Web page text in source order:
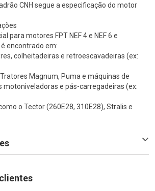
CNH segue a especificação do motor
para motores FPT NEF 4 e NEF 6 e
encontrado em:
colheitadeiras e retroescavadeiras (ex:
Tratores Magnum, Puma e máquinas de
motoniveladoras e pás-carregadeiras (ex:
o Tector (260E28, 310E28), Stralis e